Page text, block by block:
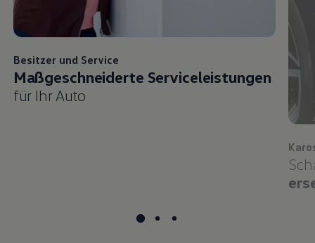
Besitzer und Service
Maßgeschneiderte Serviceleistungen
für Ihr Auto